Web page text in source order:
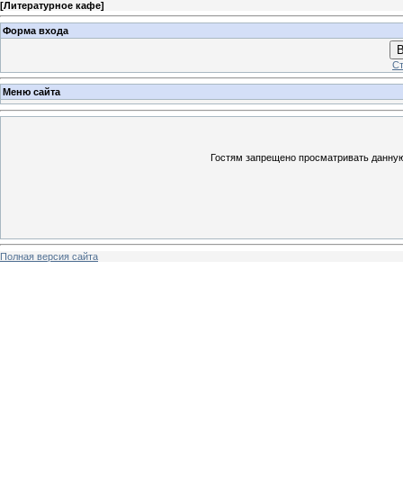
[Литературное кафе]
Форма входа
Меню сайта
Гостям запрещено просматривать
Полная версия сайта